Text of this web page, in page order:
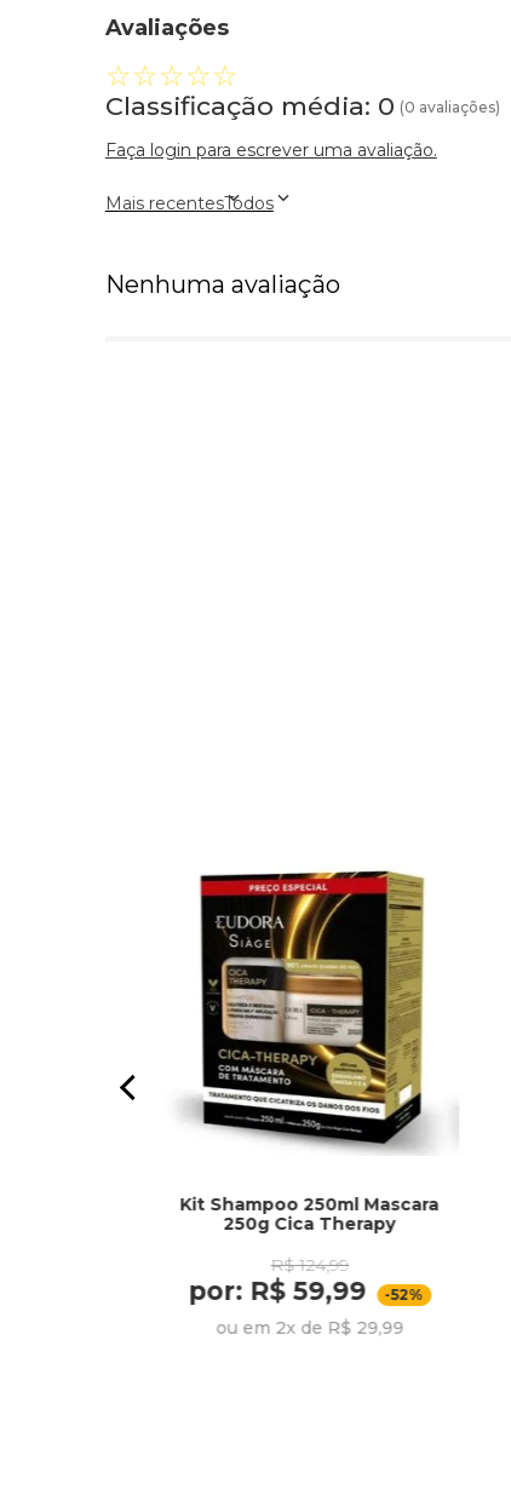
Avaliações
☆☆☆☆☆
Classificação média: 0 (0 avaliações)
Faça login para escrever uma avaliação.
Mais recentesTodos
Nenhuma avaliação
Kit Shampoo 250ml Mascara
250g Cica Therapy
R$ 124,99
por: R$ 59,99 -52%
ou em 2x de R$ 29,99